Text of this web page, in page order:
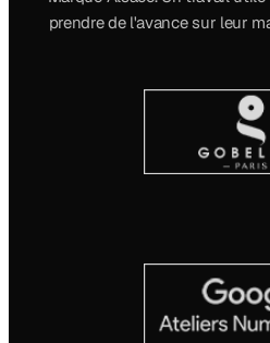
prendre de l'avance sur leur